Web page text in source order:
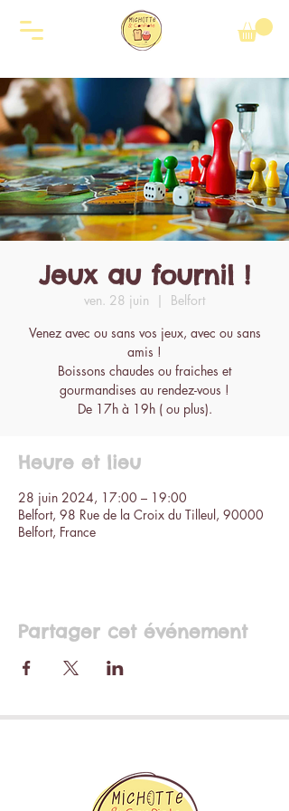
Jeux au fournil !
ven. 28 juin
  |
Belfort
Venez avec ou sans vos jeux, avec ou sans
amis !
Boissons chaudes ou fraiches et
gourmandises au rendez-vous !
De 17h à 19h ( ou plus).
Heure et lieu
28 juin 2024, 17:00 – 19:00
Belfort, 98 Rue de la Croix du Tilleul, 90000
Belfort, France
Partager cet événement